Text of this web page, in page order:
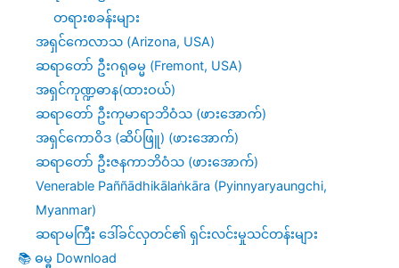
တရားစခန်းများ
အရှင်ကေလာသ (Arizona, USA)
ဆရာတော် ဦးဂရုဓမ္မ (Fremont, USA)
အရှင်ကုဏ္ဍဓာန(ထားဝယ်)
ဆရာတော် ဦးကုမာရာဘိဝံသ (ဖားအောက်)
အရှင်ကောဝိဒ (ဆိပ်ဖြူ) (ဖားအောက်)
ဆရာတော် ဦးဇနကာဘိဝံသ (ဖားအောက်)
Venerable Paññādhikālaṅkāra (Pyinnyaryaungchi,
Myanmar)
ဆရာမကြီး ဒေါ်ခင်လှတင်၏ ရှင်းလင်းမှုသင်တန်းများ
📚 ဓမ္ဓ Download